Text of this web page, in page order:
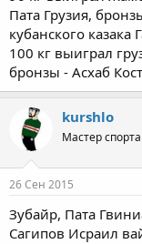
Пата Грузия,
кубанского казака
100 кг выиграл
бронзы - Асхаб
kurshlo
Мастер спорта
26 Сен 2015
Зубайр, Пата
Сагипов Исраил